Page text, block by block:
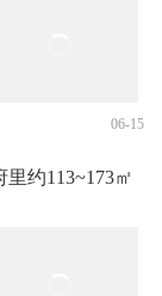
06-15
里约113~173㎡